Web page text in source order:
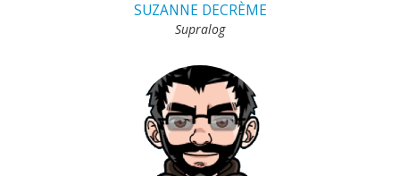
SUZANNE DECRÈME
Supralog